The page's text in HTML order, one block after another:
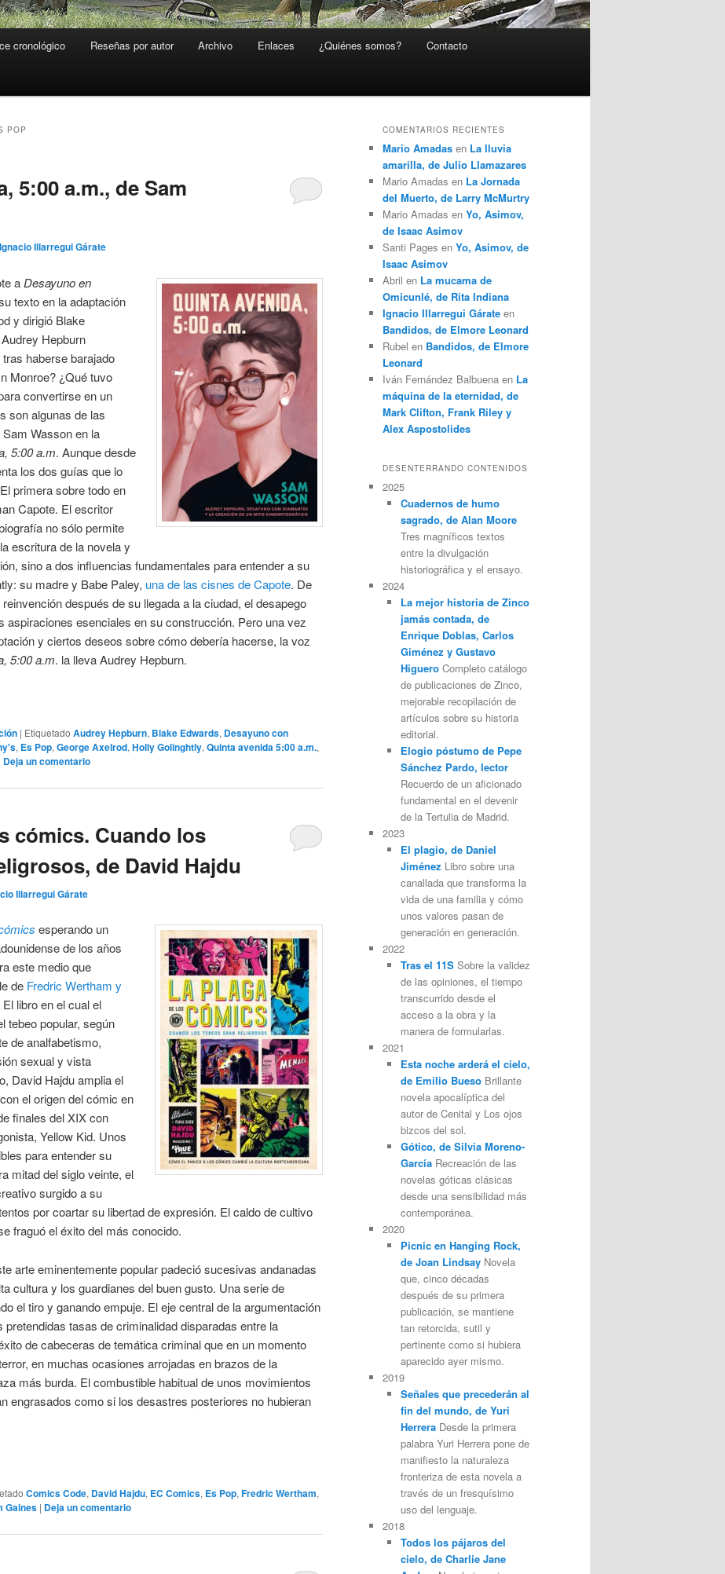
cronológico Reseñas por autor Archivo Enlaces ¿Quiénes somos? Contacto
POP
5:00 a.m., de Sam
Ignacio Illarregui Gárate
a Desayuno en
texto en la adaptación
y dirigió Blake
Hepburn
haberse barajado
Monroe? ¿Qué tuvo
convertirse en un
son algunas de las
Wasson en la
5:00 a.m. Aunque desde
los dos guías que lo
primera sobre todo en
Capote. El escritor
no sólo permite
escritura de la novela y
sino a dos influencias fundamentales para entender a su
su madre y Babe Paley, una de las cisnes de Capote. De
después de su llegada a la ciudad, el desapego
aspiraciones esenciales en su construcción. Pero una vez
y ciertos deseos sobre cómo debería hacerse, la voz
5:00 a.m. la lleva Audrey Hepburn.
| Etiquetado Audrey Hepburn, Blake Edwards, Desayuno con
, Es Pop, George Axelrod, Holly Golinghtly, Quinta avenida 5:00 a.m.,
Deja un comentario
cómics. Cuando los
de David Hajdu
Illarregui Gárate
esperando un
de los años
este medio que
de Fredric Wertham y
El libro en el cual el
tebeo popular, según
de analfabetismo,
sexual y vista
David Hajdu amplia el
el origen del cómic en
finales del XIX con
Yellow Kid. Unos
para entender su
mitad del siglo veinte, el
surgido a su
por coartar su libertad de expresión. El caldo de cultivo
fraguó el éxito del más conocido.
arte eminentemente popular padeció sucesivas andanadas
cultura y los guardianes del buen gusto. Una serie de
el tiro y ganando empuje. El eje central de la argumentación
tasas de criminalidad disparadas entre la
de cabeceras de temática criminal que en un momento
en muchas ocasiones arrojadas en brazos de la
más burda. El combustible habitual de unos movimientos
engrasados como si los desastres posteriores no hubieran
Comics Code, David Hajdu, EC Comics, Es Pop, Fredric Wertham,
Gaines | Deja un comentario
COMENTARIOS RECIENTES
Mario Amadas en La lluvia
amarilla, de Julio Llamazares
Mario Amadas en La Jornada
del Muerto, de Larry McMurtry
Mario Amadas en Yo, Asimov,
de Isaac Asimov
Santi Pages en Yo, Asimov, de
Isaac Asimov
Abril en La mucama de
Omicunlé, de Rita Indiana
Ignacio Illarregui Gárate en
Bandidos, de Elmore Leonard
Rubel en Bandidos, de Elmore
Leonard
Iván Fernández Balbuena en La
máquina de la eternidad, de
Mark Clifton, Frank Riley y
Alex Aspostolides
DESENTERRANDO CONTENIDOS
2025
Cuadernos de humo
sagrado, de Alan Moore
Tres magníficos textos
entre la divulgación
historiográfica y el ensayo.
2024
La mejor historia de Zinco
jamás contada, de
Enrique Doblas, Carlos
Giménez y Gustavo
HigueroCompleto catálogo
de publicaciones de Zinco,
mejorable recopilación de
artículos sobre su historia
editorial.
Elogio póstumo de Pepe
Sánchez Pardo, lector
Recuerdo de un aficionado
fundamental en el devenir
de la Tertulia de Madrid.
2023
El plagio, de Daniel
Jiménez Libro sobre una
canallada que transforma la
vida de una familia y cómo
unos valores pasan de
generación en generación.
2022
Tras el 11SSobre la validez
de las opiniones, el tiempo
transcurrido desde el
acceso a la obra y la
manera de formularlas.
2021
Esta noche arderá el cielo,
de Emilio BuesoBrillante
novela apocalíptica del
autor de Cenital y Los ojos
bizcos del sol.
Gótico, de Silvia Moreno-
GarcíaRecreación de las
novelas góticas clásicas
desde una sensibilidad más
contemporánea.
2020
Picnic en Hanging Rock,
de Joan LindsayNovela
que, cinco décadas
después de su primera
publicación, se mantiene
tan retorcida, sutil y
pertinente como si hubiera
aparecido ayer mismo.
2019
Señales que precederán al
fin del mundo, de Yuri
HerreraDesde la primera
palabra Yuri Herrera pone de
manifiesto la naturaleza
fronteriza de esta novela a
través de un fresquísimo
uso del lenguaje.
2018
Todos los pájaros del
cielo, de Charlie Jane